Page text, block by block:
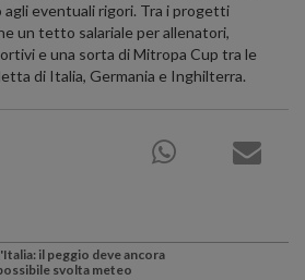
eventuali rigori. Tra i progetti
un tetto salariale per allenatori,
e una sorta di Mitropa Cup tra le
di Italia, Germania e Inghilterra.
il peggio deve ancora
svolta meteo